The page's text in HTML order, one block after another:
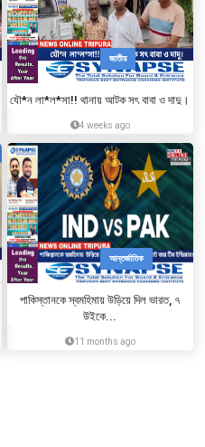
জাতীয়
যৌ*ন লা*ল*সা!! থানায় আটক সৎ বাবা ও দাদু।
4 weeks ago
আন্তর্জাতিক
পাকিস্তানকে স্বমহিমায় উড়িয়ে দিল ভারত, ৭
উইকে...
11 months ago